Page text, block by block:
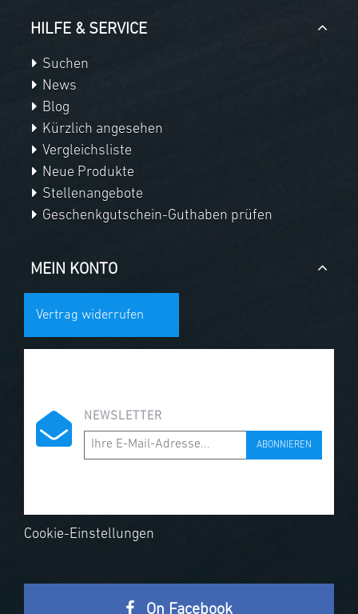
HILFE & SERVICE
Suchen
News
Blog
Kürzlich angesehen
Vergleichsliste
Neue Produkte
Stellenangebote
Geschenkgutschein-Guthaben prüfen
MEIN KONTO
Vertrag widerrufen
NEWSLETTER
ABONNIEREN
Cookie-Einstellungen
On Facebook